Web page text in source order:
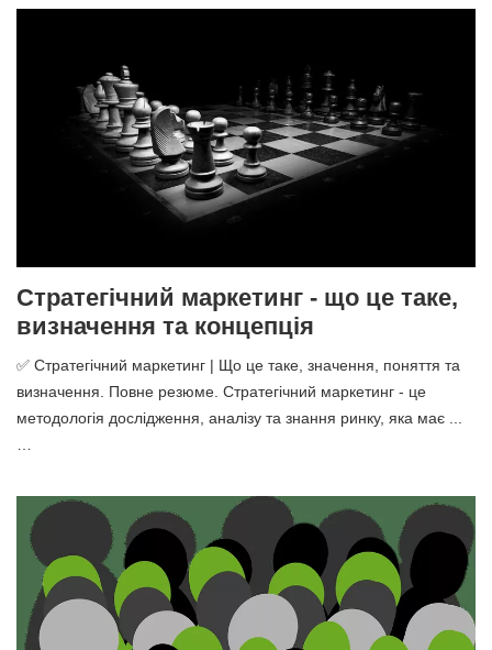
Стратегічний маркетинг - що це таке,
визначення та концепція
✅ Стратегічний маркетинг | Що це таке, значення, поняття та
визначення. Повне резюме. Стратегічний маркетинг - це
методологія дослідження, аналізу та знання ринку, яка має ...